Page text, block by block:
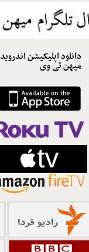
دانلود اپلیکیشن اندروید
میهن تی وی